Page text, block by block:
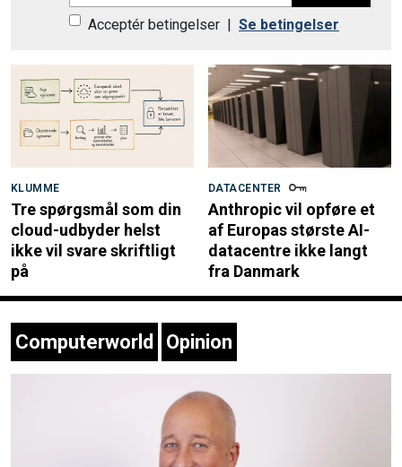
Acceptér betingelser | Se betingelser
KLUMME
Tre spørgsmål som din
cloud-udbyder helst
ikke vil svare skriftligt
på
DATACENTER
Anthropic vil opføre et
af Europas største AI-
datacentre ikke langt
fra Danmark
Computerworld Opinion